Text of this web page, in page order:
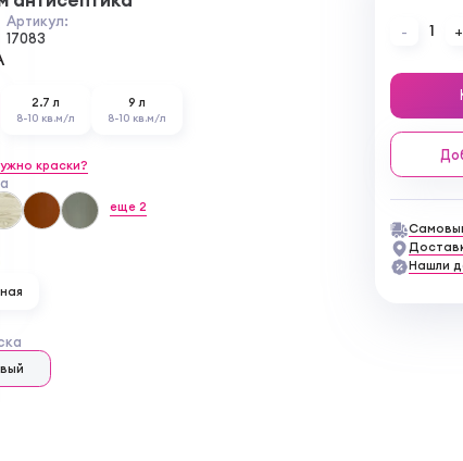
Артикул:
17083
2.7 л
8-10 кв.м/л
9 л
8-10 кв.м/л
краски?
еще2
- 1 +
Нашли